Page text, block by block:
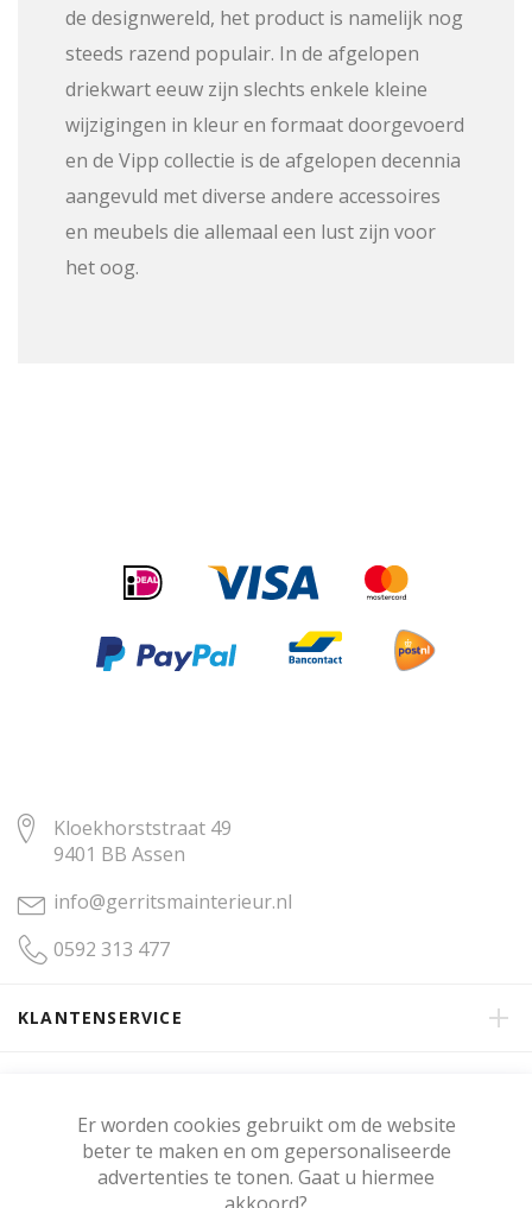
Er worden cookies gebruikt om de website
beter te maken en om gepersonaliseerde
advertenties te tonen. Gaat u hiermee
de designwereld, het product is namelijk nog
steeds razend populair. In de afgelopen
driekwart eeuw zijn slechts enkele kleine
wijzigingen in kleur en formaat doorgevoerd
en de Vipp collectie is de afgelopen decennia
aangevuld met diverse andere accessoires
en meubels die allemaal een lust zijn voor
het oog.
Kloekhorststraat 49
9401 BB Assen
info@gerritsmainterieur.nl
0592 313 477
KLANTENSERVICE
KLANTENBEOORDELING